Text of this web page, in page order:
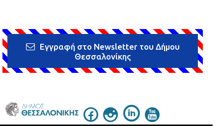
Εγγραφή στο Newsletter του Δήμου
Θεσσαλονίκης